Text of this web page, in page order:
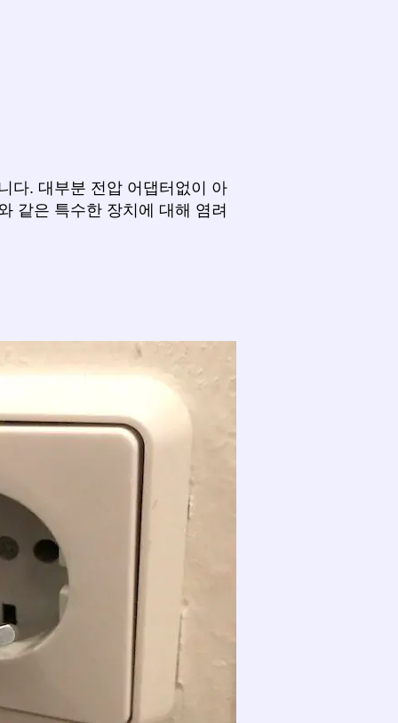
다. 대부분 전압 어댑터없이 아
같은 특수한 장치에 대해 염려